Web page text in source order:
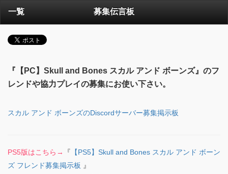
一覧 募集伝言板
『【PC】Skull and Bones スカル アンド ボーンズ』のフ
レンドや協力プレイの募集にお使い下さい。
スカル アンド ボーンズのDiscordサーバー募集掲示板
PS5版はこちら→ 『 【PS5】Skull and Bones スカル アンド ボーン
ズ フレンド募集掲示板 』